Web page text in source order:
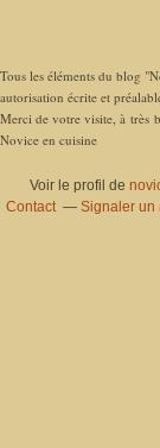
Tous les éléments du blog
autorisation écrite et
Merci de votre visite, à très
Novice en cuisine
Voir le profil de
Contact
Signaler un